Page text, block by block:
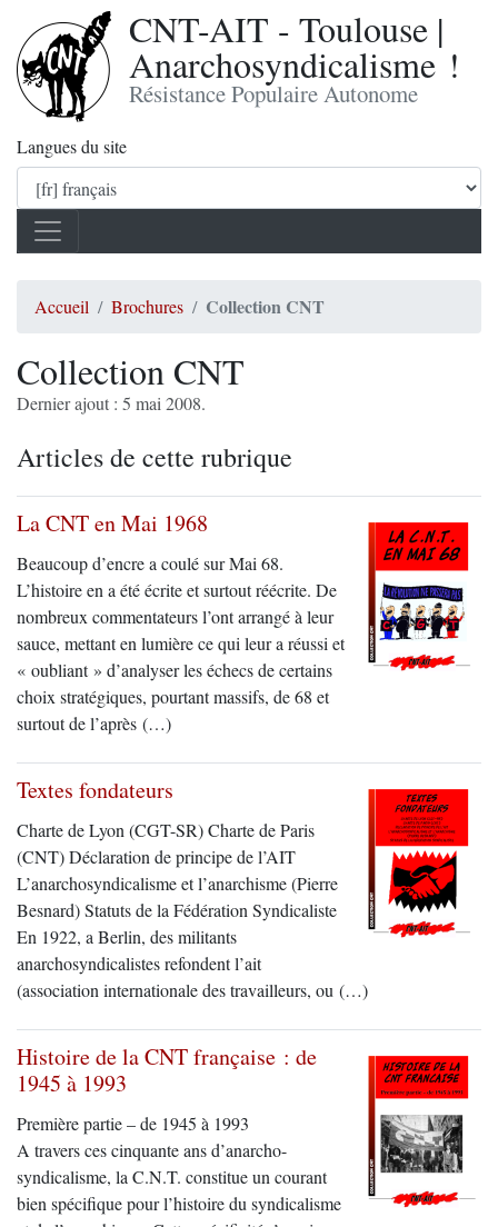
CNT-AIT - Toulouse |
Anarchosyndicalisme !
Résistance Populaire Autonome
Langues du site
Accueil Brochures Collection CNT
Collection CNT
Dernier ajout : 5 mai 2008.
Articles de cette rubrique
La CNT en Mai 1968
Beaucoup d’encre a coulé sur Mai 68.
L’histoire en a été écrite et surtout réécrite. De
nombreux commentateurs l’ont arrangé à leur
sauce, mettant en lumière ce qui leur a réussi et
« oubliant » d’analyser les échecs de certains
choix stratégiques, pourtant massifs, de 68 et
surtout de l’après (…)
Textes fondateurs
Charte de Lyon (CGT-SR) Charte de Paris
(CNT) Déclaration de principe de l’AIT
L’anarchosyndicalisme et l’anarchisme (Pierre
Besnard) Statuts de la Fédération Syndicaliste
En 1922, a Berlin, des militants
anarchosyndicalistes refondent l’ait
(association internationale des travailleurs, ou (…)
Histoire de la CNT française : de
1945 à 1993
Première partie – de 1945 à 1993
A travers ces cinquante ans d’anarcho-
syndicalisme, la C.N.T. constitue un courant
bien spécifique pour l’histoire du syndicalisme